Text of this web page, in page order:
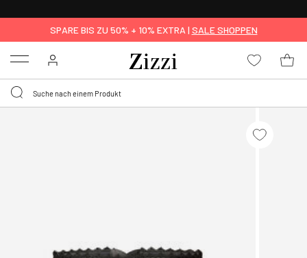
SPARE BIS ZU 50% + 10% EXTRA | SALE SHOPPEN
Menu